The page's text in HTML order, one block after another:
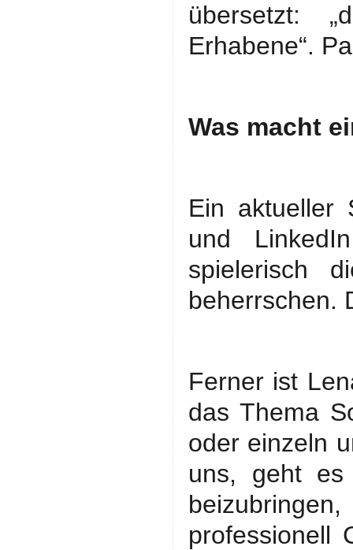
übersetzt:
Erhabene“.
Was macht
Ein aktueller
und
spielerisch
beherrschen.
Ferner ist
das Thema
oder einzeln
uns, geht es
professionell